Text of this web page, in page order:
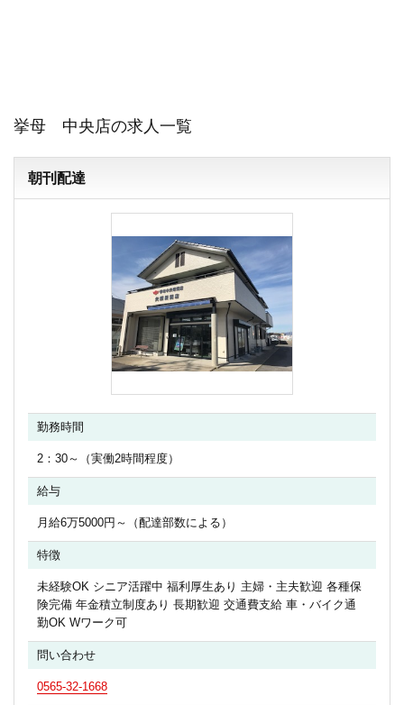
挙母 中央店の求人一覧
朝刊配達
勤務時間
2：30～（実働2時間程度）
給与
月給6万5000円～（配達部数による）
特徴
未経験OK シニア活躍中 福利厚生あり 主婦・主夫歓迎 各種保
険完備 年金積立制度あり 長期歓迎 交通費支給 車・バイク通
勤OK Wワーク可
問い合わせ
0565-32-1668